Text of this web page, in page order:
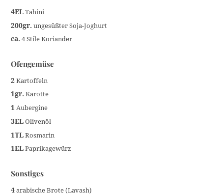
4ELTahini
200gr. ungesüßter Soja-Joghurt
ca. 4 Stile Koriander
Ofengemüse
2Kartoffeln
1gr. Karotte
1 Aubergine
3ELOlivenöl
1TLRosmarin
1ELPaprikagewürz
Sonstiges
4arabische Brote (Lavash)